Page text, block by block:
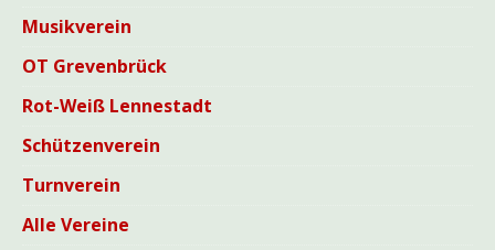
Musikverein
OT Grevenbrück
Rot-Weiß Lennestadt
Schützenverein
Turnverein
Alle Vereine